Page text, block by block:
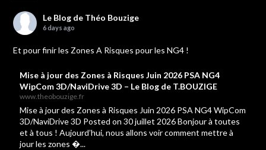
Le Blog de Théo Bouzige
6 days ago
Et pour finir les Zones A Risques pour les NG4 !
Mise à jour des Zones à Risques Juin 2026 PSA NG4
WipCom 3D/NaviDrive 3D – Le Blog de T.BOUZIGE
www.theobouzige.fr
Mise à jour des Zones à Risques Juin 2026 PSA NG4 WipCom
3D/NaviDrive 3D Posted on 30 juillet 2026 Bonjour à toutes
et à tous ! Aujourd’hui, nous allons voir comment mettre à
jour les zones �...